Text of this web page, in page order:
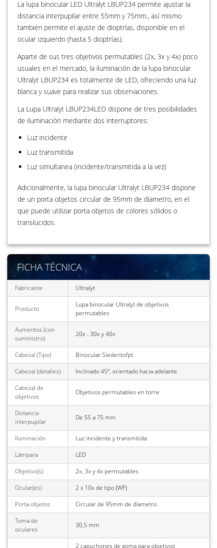
La lupa binocular LED Ultralyt LBUP234 permite ajustar la
distancia interpupilar entre 55mm y 75mm., así mismo
también permite el ajuste de dioptrías, disponible en el
ocular izquierdo (hasta 5 dioptrías).
Aparte de sus tres objetivos permutables (2x, 3x y 4x) poco
usuales en el mercado, la iluminación de la lupa binocular
Ultralyt LBUP234 es totalmente de LED, ofreciendo una luz
blanca y suave para realizar sus observaciones.
La Lupa Ultralyt LBUP234LED dispone de tres posibilidades
de iluminación mediante dos interruptores:
Luz incidente
Luz transmitida
Luz simultanea (incidente/transmitida a la vez)
Adicionalmente, la lupa binocular Ultralyt LBUP234 dispone
de un porta objetos circular de 95mm de díametro, en el
que puede utilizar porta objetos de colores sólidos o
translucidos.
FICHA TÉCNICA
Fabricante Ultralyt
Producto
Lupa binocular Ultralyt de objetivos
permutables
Aumentos (con
suministro)
20x - 30x y 40x
Cabezal (Tipo)
Binocular Siedentofpt
Cabezal (detalles)
Inclinado 45º, orientado hacia adelante
Cabezal de
objetivos
Objetivos permutables en torre
Distancia
interpupilar
De 55 a 75 mm
Iluminación
Luz incidente y transmitida
Lámpara
LED
Objetivo(s)
2x, 3x y 4x permutables
Ocular(es)
2 x 10x de tipo (WF)
Porta objetos
Circular de 95mm de díametro
Toma de
oculares
30,5 mm
2 capuchones de goma para objetivos